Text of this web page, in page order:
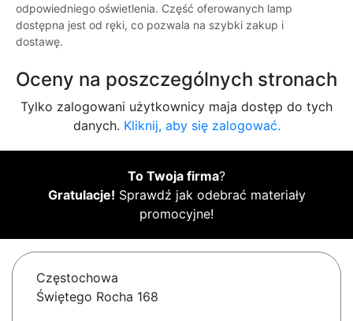
odpowiedniego oświetlenia. Część oferowanych lamp
dostępna jest od ręki, co pozwala na szybki zakup i
dostawę.
Oceny na poszczególnych stronach
Tylko zalogowani użytkownicy maja dostęp do tych
danych. Kliknij, aby się zalogować.
To Twoja firma?
Gratulacje! Sprawdź jak odebrać materiały
promocyjne!
Częstochowa
Świętego Rocha 168